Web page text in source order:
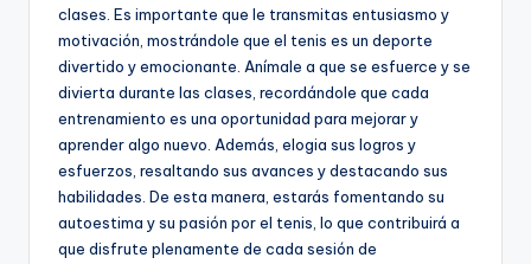
clases. Es importante que le transmitas entusiasmo y
motivación, mostrándole que el tenis es un deporte
divertido y emocionante. Anímale a que se esfuerce y se
divierta durante las clases, recordándole que cada
entrenamiento es una oportunidad para mejorar y
aprender algo nuevo. Además, elogia sus logros y
esfuerzos, resaltando sus avances y destacando sus
habilidades. De esta manera, estarás fomentando su
autoestima y su pasión por el tenis, lo que contribuirá a
que disfrute plenamente de cada sesión de